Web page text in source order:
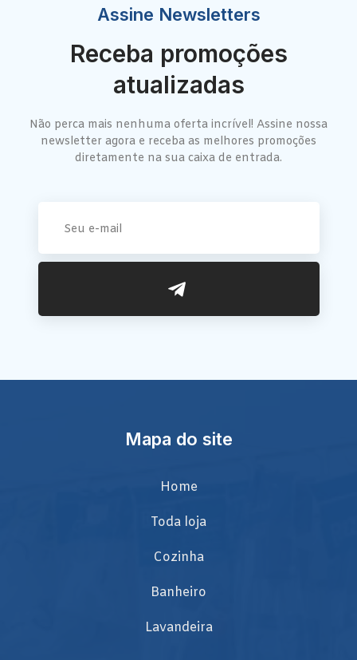
Assine Newsletters
Receba promoções
atualizadas
Não perca mais nenhuma oferta incrível! Assine nossa
newsletter agora e receba as melhores promoções
diretamente na sua caixa de entrada.
Mapa do site
Home
Toda loja
Cozinha
Banheiro
Lavandeira